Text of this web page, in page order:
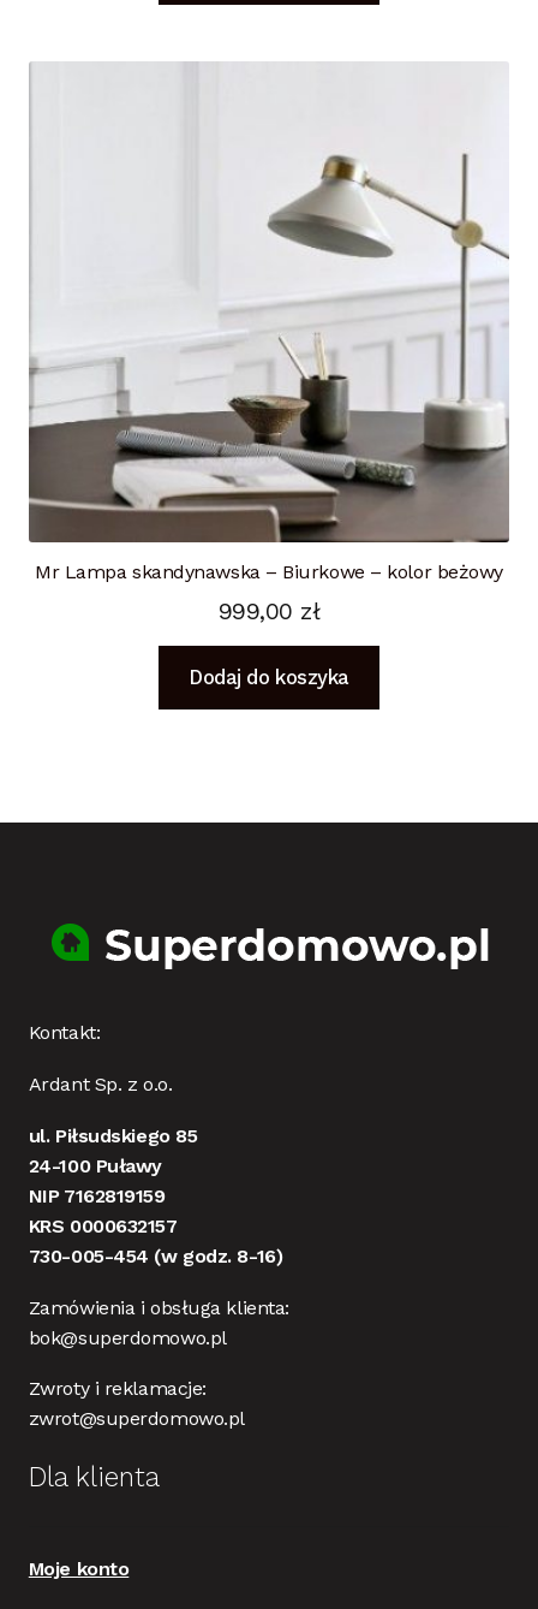
Mr Lampa skandynawska – Biurkowe – kolor beżowy
999,00 zł
Dodaj do koszyka
Kontakt:
Ardant Sp. z o.o.
ul. Piłsudskiego 85
24-100 Puławy
NIP 7162819159
KRS 0000632157
730-005-454 (w godz. 8-16)
Zamówienia i obsługa klienta:
bok@superdomowo.pl
Zwroty i reklamacje:
zwrot@superdomowo.pl
Dla klienta
Moje konto